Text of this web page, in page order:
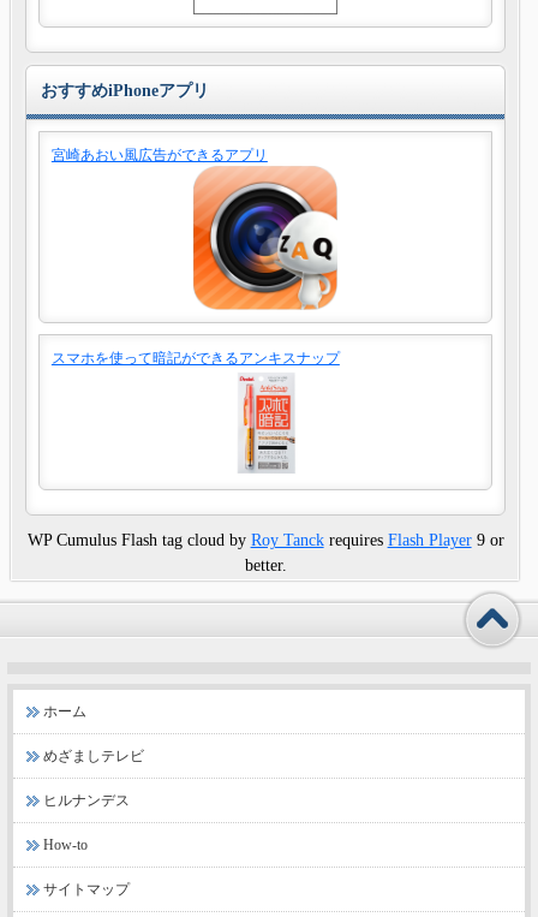
おすすめiPhoneアプリ
宮崎あおい風広告ができるアプリ
スマホを使って暗記ができるアンキスナップ
WP Cumulus Flash tag cloud by Roy Tanckrequires Flash Player9 or
better.
ホーム
めざましテレビ
ヒルナンデス
How-to
サイトマップ